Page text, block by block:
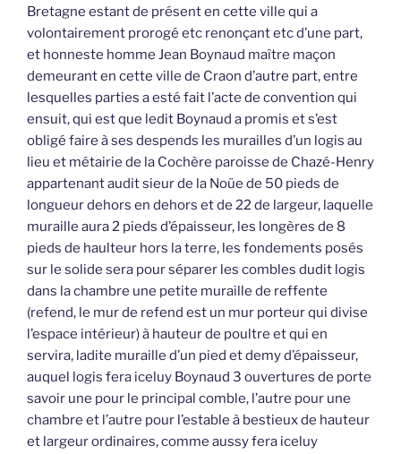
Bretagne estant de présent en cette ville qui a
volontairement prorogé etc renonçant etc d’une part,
et honneste homme Jean Boynaud maître maçon
demeurant en cette ville de Craon d’autre part, entre
lesquelles parties a esté fait l’acte de convention qui
ensuit, qui est que ledit Boynaud a promis et s’est
obligé faire à ses despends les murailles d’un logis au
lieu et métairie de la Cochère paroisse de Chazé-Henry
appartenant audit sieur de la Noüe de 50 pieds de
longueur dehors en dehors et de 22 de largeur, laquelle
muraille aura 2 pieds d’épaisseur, les longères de 8
pieds de haulteur hors la terre, les fondements posés
sur le solide sera pour séparer les combles dudit logis
dans la chambre une petite muraille de reffente
(refend, le mur de refend est un mur porteur qui divise
l’espace intérieur) à hauteur de poultre et qui en
servira, ladite muraille d’un pied et demy d’épaisseur,
auquel logis fera iceluy Boynaud 3 ouvertures de porte
savoir une pour le principal comble, l’autre pour une
chambre et l’autre pour l’estable à bestieux de hauteur
et largeur ordinaires, comme aussy fera iceluy